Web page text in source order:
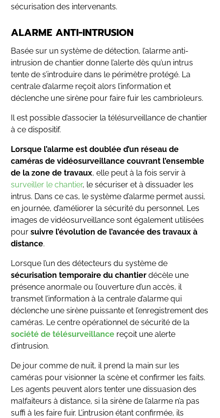
sécurisation des intervenants.
ALARME ANTI-INTRUSION
Basée sur un système de détection, l’alarme anti-
intrusion de chantier donne l’alerte dès qu’un intrus
tente de s’introduire dans le périmètre protégé. La
centrale d’alarme reçoit alors l’information et
déclenche une sirène pour faire fuir les cambrioleurs.
Il est possible d’associer la télésurveillance de chantier
à ce dispositif.
Lorsque l’alarme est doublée d’un réseau de
caméras de vidéosurveillance couvrant l’ensemble
de la zone de travaux, elle peut à la fois servir à
surveiller le chantier, le sécuriser et à dissuader les
intrus. Dans ce cas, le système d’alarme permet aussi,
en journée, d’améliorer la sécurité du personnel. Les
images de vidéosurveillance sont également utilisées
poursuivre l’évolution de l’avancée des travaux à
distance.
Lorsque l’un des détecteurs du système de
sécurisation temporaire du chantier décèle une
présence anormale ou l’ouverture d’un accès, il
transmet l’information à la centrale d’alarme qui
déclenche une sirène puissante et l’enregistrement des
caméras. Le centre opérationnel de sécurité de la
société de télésurveillance reçoit une alerte
d’intrusion.
De jour comme de nuit, il prend la main sur les
caméras pour visionner la scène et confirmer les faits.
Les agents peuvent alors tenter une dissuasion des
malfaiteurs à distance, si la sirène de l’alarme n’a pas
suffi à les faire fuir. L’intrusion étant confirmée, ils